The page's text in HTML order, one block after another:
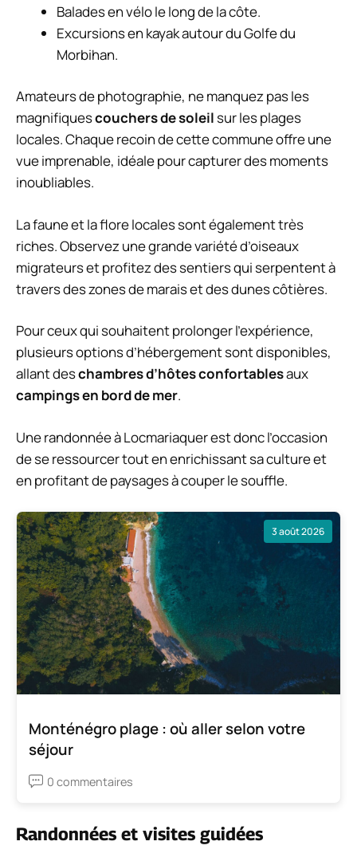
Balades en vélo le long de la côte.
Excursions en kayak autour du Golfe du
Morbihan.
Amateurs de photographie, ne manquez pas les
magnifiquescouchers de soleilsur les plages
locales. Chaque recoin de cette commune offre une
vue imprenable, idéale pour capturer des moments
inoubliables.
La faune et la flore locales sont également très
riches. Observez une grande variété d’oiseaux
migrateurs et profitez des sentiers qui serpentent à
travers des zones de marais et des dunes côtières.
Pour ceux qui souhaitent prolonger l’expérience,
plusieurs options d’hébergement sont disponibles,
allant deschambres d’hôtes confortablesaux
campings en bord de mer.
Une randonnée à Locmariaquer est donc l’occasion
de se ressourcer tout en enrichissant sa culture et
en profitant de paysages à couper le souffle.
3 août 2026
Monténégro plage : où aller selon votre
séjour
0 commentaires
Randonnées et visites guidées